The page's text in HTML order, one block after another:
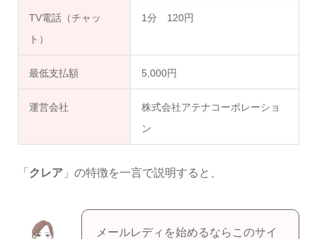
TV電話（チャッ
ト）
1分 120円
最低支払額 5,000円
運営会社
株式会社アテナコーポレーショ
ン
「 クレア」の特徴を一言で説明すると、
メールレディを始めるならこのサイ